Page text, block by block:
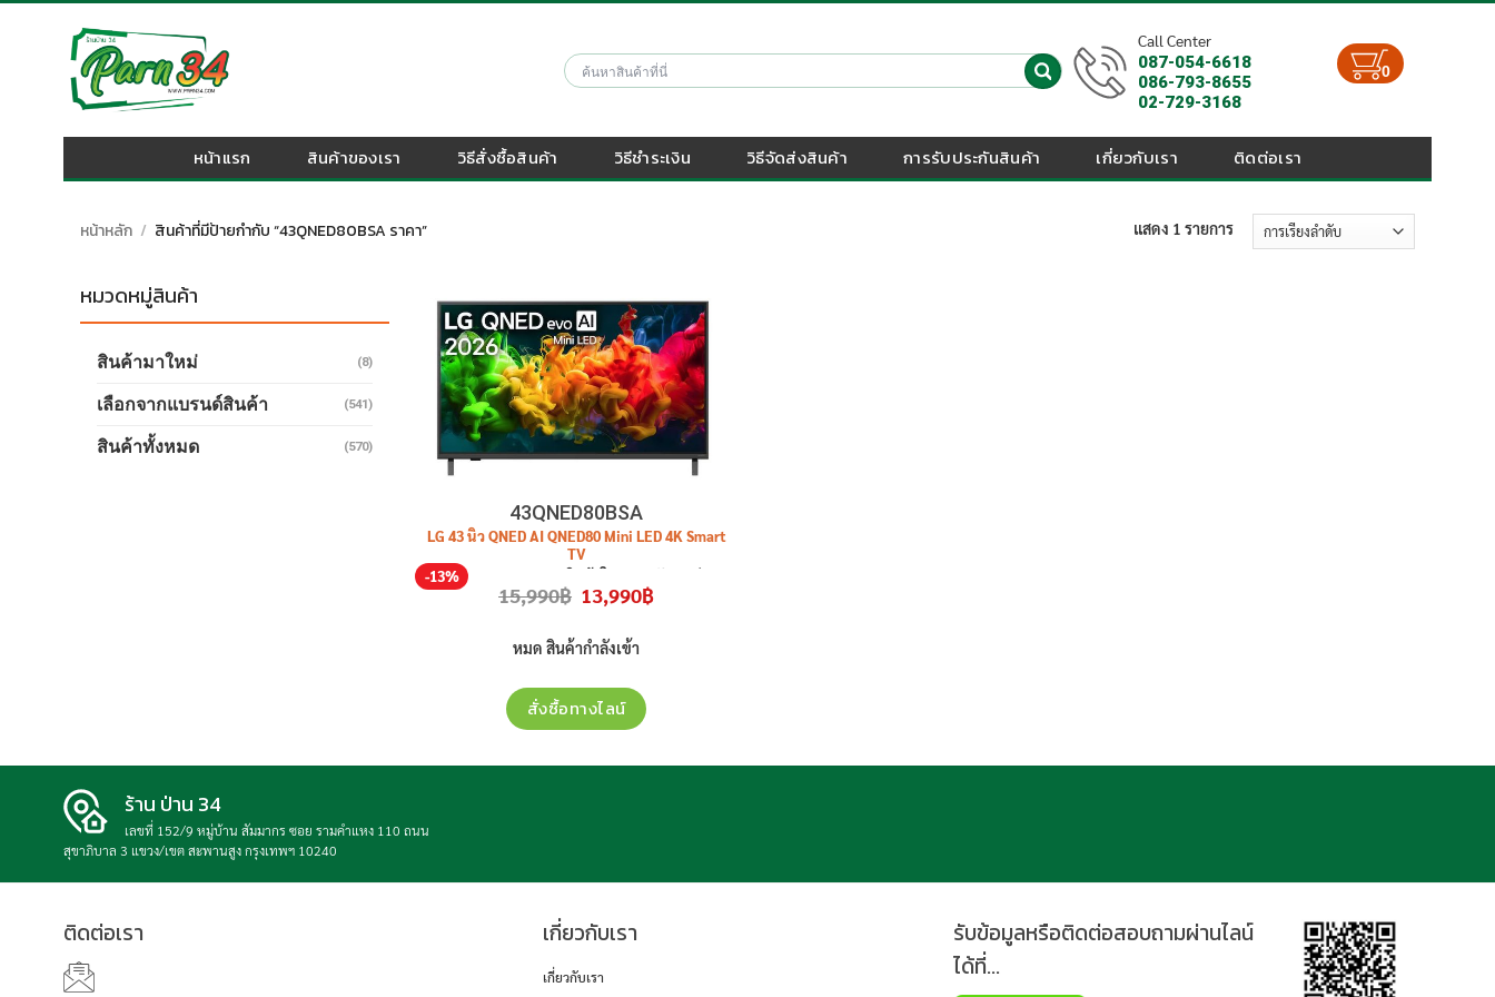
Call Center
087-054-6618
086-793-8655
02-729-3168
0
หน้าแรก สินค้าของเรา วิธีสั่งซื้อสินค้า วิธีชำระเงิน วิธีจัดส่งสินค้า การรับประกันสินค้า เกี่ยวกับเรา ติดต่อเรา
หน้าหลัก / สินค้าที่มีป้ายกำกับ “43QNED80BSA ราคา” แสดง 1 รายการ
หมวดหมู่สินค้า
สินค้ามาใหม่ (8)
เลือกจากแบรนด์สินค้า (541)
สินค้าทั้งหมด (570)
-13%
43QNED80BSA
LG 43 นิ้ว QNED AI QNED80 Mini LED 4K Smart
TV
รุ่น 43QNED80BSA
15,990฿ Original
price
15,990฿.
13,990฿Current
price
หมด สินค้ากำลังเข้า
สั่งซื้อทางไลน์
ร้าน ป่าน 34
เลขที่ 152/9 หมู่บ้าน สัมมากร ซอย รามคำแหง 110 ถนน
สุขาภิบาล 3 แขวง/เขต สะพานสูง กรุงเทพฯ 10240
ติดต่อเรา เกี่ยวกับเรา
เกี่ยวกับเรา
รับข้อมูลหรือติดต่อสอบถามผ่านไลน์
ได้ที่...